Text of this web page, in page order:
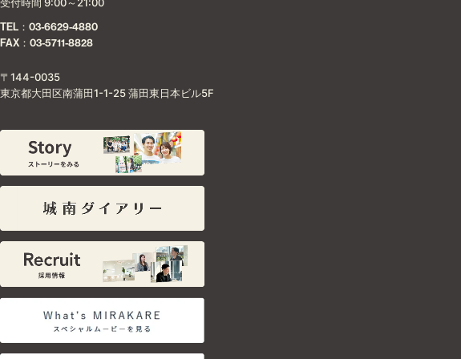
受付時間 9:00～21:00
TEL：03-6629-4880
FAX：03-5711-8828
〒144-0035
東京都大田区南蒲田1-1-25 蒲田東日本ビル5F